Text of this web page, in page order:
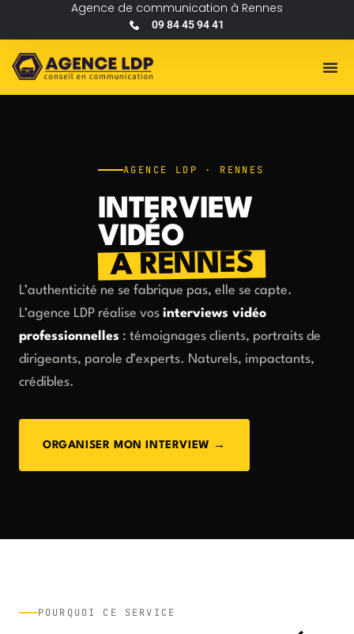
Agence de communication à Rennes
09 84 45 94 41
AGENCE LDP · RENNES
INTERVIEW
VIDÉO
À RENNES
L’authenticité ne se fabrique pas, elle se capte.
L’agence LDP réalise vos interviews vidéo
professionnelles : témoignages clients, portraits de
dirigeants, parole d’experts. Naturels, impactants,
crédibles.
ORGANISER MON INTERVIEW →
POURQUOI CE SERVICE